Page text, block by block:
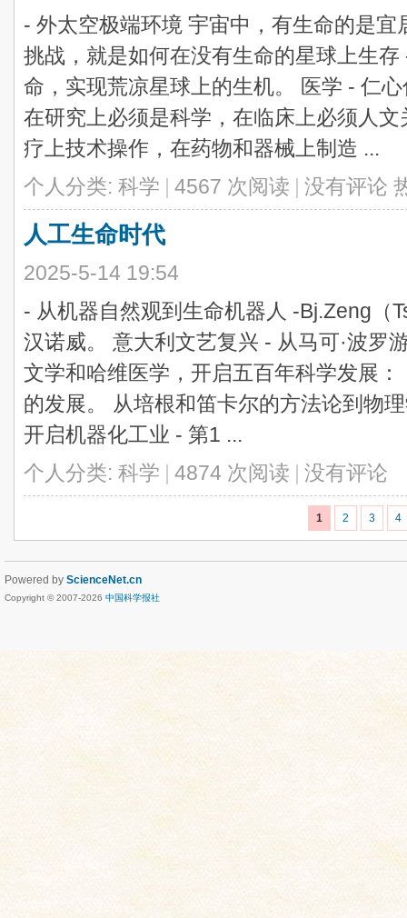
- 外太空极端环境 宇宙中，有生命的是
挑战，就是如何在没有生命的星球上生
命，实现荒凉星球上的生机。 医学 - 仁
在研究上必须是科学，在临床上必须人
疗上技术操作，在药物和器械上制造 ...
个人分类: 科学 | 4567 次阅读 | 没有评论
人工生命时代
2025-5-14 19:54
- 从机器自然观到生命机器人 -Bj.Zeng（
汉诺威。 意大利文艺复兴 - 从马可·波罗
文学和哈维医学，开启五百年科学发展
的发展。 从培根和笛卡尔的方法论到物
开启机器化工业 - 第1 ...
个人分类: 科学 | 4874 次阅读 | 没有评论
1 2 3 4
Powered by ScienceNet.cn
Copyright © 2007-2026 中国科学报社